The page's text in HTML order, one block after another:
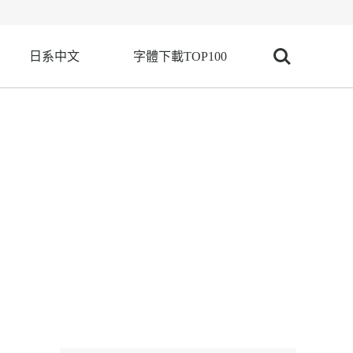
日系中文 字體下載TOP100